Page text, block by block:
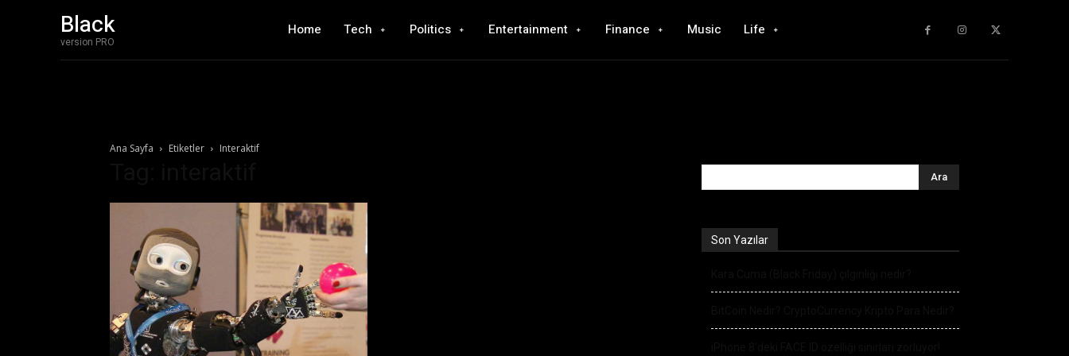
Black
version PRO
Home Tech Politics Entertainment Finance Music Life
Ana Sayfa Etiketler Interaktif
Son Yazılar